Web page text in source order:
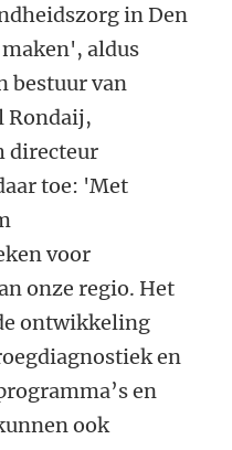
in Den
aldus
bestuur van
Rondaij,
directeur
toe: 'Met
voor
onze regio. Het
ontwikkeling
en
en
ook